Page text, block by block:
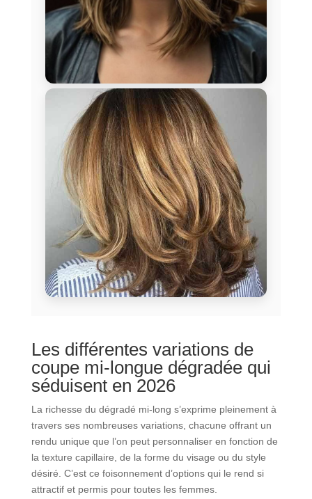
Les différentes variations de
coupe mi-longue dégradée qui
séduisent en 2026
La richesse du dégradé mi-long s’exprime pleinement à
travers ses nombreuses variations, chacune offrant un
rendu unique que l’on peut personnaliser en fonction de
la texture capillaire, de la forme du visage ou du style
désiré. C’est ce foisonnement d’options qui le rend si
attractif et permis pour toutes les femmes.